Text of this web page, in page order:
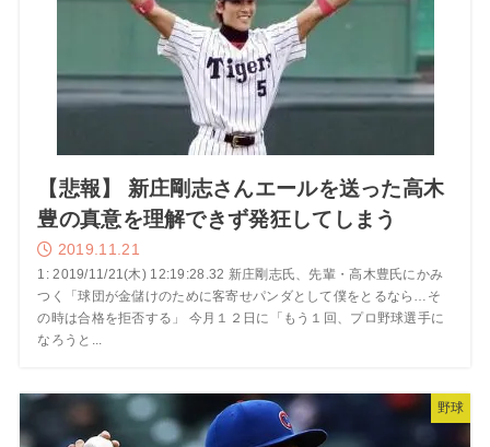
【悲報】 新庄剛志さんエールを送った高木
豊の真意を理解できず発狂してしまう
2019.11.21
1: 2019/11/21(木) 12:19:28.32 新庄剛志氏、先輩・高木豊氏にかみ
つく「球団が金儲けのために客寄せパンダとして僕をとるなら…そ
の時は合格を拒否する」 今月１２日に「もう１回、プロ野球選手に
なろうと...
野球